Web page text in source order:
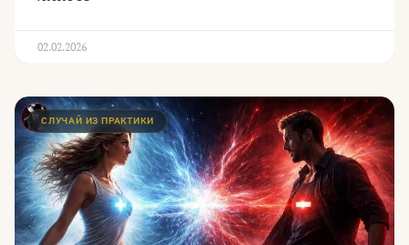
02.02.2026
СЛУЧАЙ ИЗ ПРАКТИКИ